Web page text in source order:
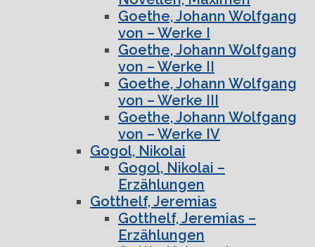
Goethe, Johann Wolfgang
von – Werke I
Goethe, Johann Wolfgang
von – Werke II
Goethe, Johann Wolfgang
von – Werke III
Goethe, Johann Wolfgang
von – Werke IV
Gogol, Nikolai
Gogol, Nikolai –
Erzählungen
Gotthelf, Jeremias
Gotthelf, Jeremias –
Erzählungen